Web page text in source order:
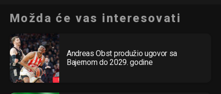
Možda će vas interesovati
Andreas Obst produžio ugovor sa
Bajernom do 2029. godine